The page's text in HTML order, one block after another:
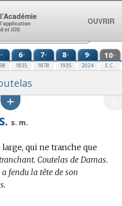
e 6e
1835
7e
1878
8e
1935
9e
2024
10e
E.C.
s. m.
large, qui ne tranche que
Coutelas de Damas.
fendu la tête de son
et iOS
OUVRIR